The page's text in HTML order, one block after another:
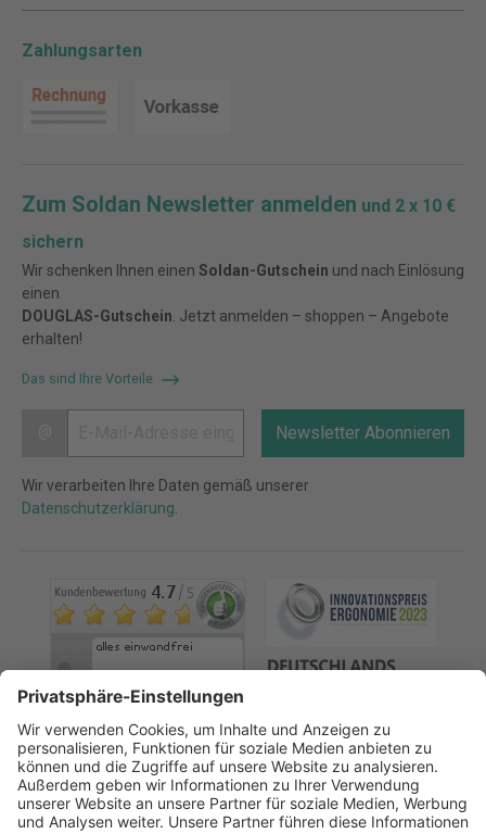
Zahlungsarten
Zum Soldan Newsletter anmelden und 2 x 10 €
sichern
Wir schenken Ihnen einen Soldan-Gutschein und nach Einlösung
einen
DOUGLAS-Gutschein . Jetzt anmelden – shoppen – Angebote
erhalten!
Das sind Ihre Vorteile
Newsletter Abonnieren
Wir verarbeiten Ihre Daten gemäß unserer
Datenschutzerklärung